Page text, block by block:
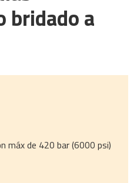
bridado a
máx de 420 bar (6000 psi)